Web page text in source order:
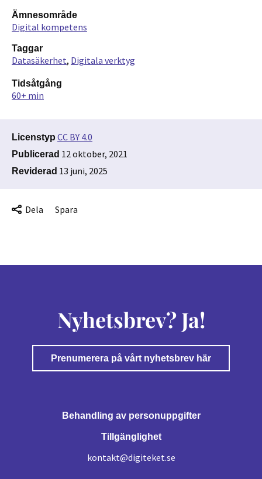
Ämnesområde
Digital kompetens
Taggar
Datasäkerhet Digitala verktyg
Tidsåtgång
60+ min
Licenstyp CC BY 4.0
Publicerad 12 oktober, 2021
Reviderad 13 juni, 2025
Dela Spara
Behandling av personuppgifter
Tillgänglighet
kontakt@digiteket.se
Nyhetsbrev? Ja!
Prenumerera på vårt nyhetsbrev här